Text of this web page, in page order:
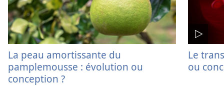
La peau amortissante du
pamplemousse : évolution ou
conception ?
Le
ou